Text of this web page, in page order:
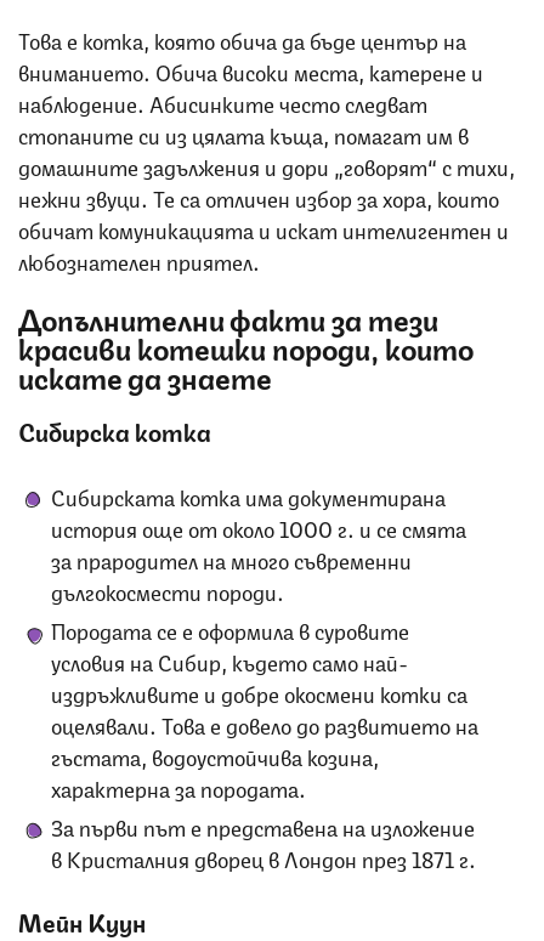
Това е котка, която обича да бъде център на
вниманието. Обича високи места, катерене и
наблюдение. Абисинките често следват
стопаните си из цялата къща, помагат им в
домашните задължения и дори „говорят“ с тихи,
нежни звуци. Те са отличен избор за хора, които
обичат комуникацията и искат интелигентен и
любознателен приятел.
Допълнителни факти за тези
красиви котешки породи, които
искате да знаете
Сибирска котка
Сибирската котка има документирана
история още от около 1000 г. и се смята
за прародител на много съвременни
дългокосмести породи.
Породата се е оформила в суровите
условия на Сибир, където само най-
издръжливите и добре окосмени котки са
оцелявали. Това е довело до развитието на
гъстата, водоустойчива козина,
характерна за породата.
За първи път е представена на изложение
в Кристалния дворец в Лондон през 1871 г.
Мейн Куун